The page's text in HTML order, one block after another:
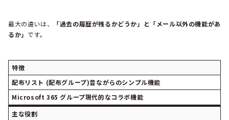
最大の違いは、
「過去の履歴が残るかどうか」と「メール以外の機能があ
るか」 です。
特徴
配布リスト (配布グループ)昔ながらのシンプル機能
Microsoft 365 グループ現代的なコラボ機能
主な役割